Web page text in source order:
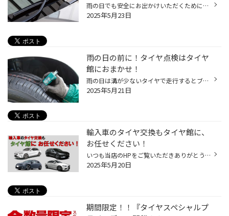
雨の日でも安全にお出かけいただくために、事前の点検やメンテナンスをオススメしたい 3つのカーメンテナンスポイントをお伝えいたします。 【梅雨前メンテナンスポイント3選！】 ■ワイパー ワイパーが劣化すると、雨の日の視界が悪くなります。 梅雨に入ると雨の日が長くつづくこともしばしば。 年...
2025年5月23日
雨の日の前に！タイヤ点検はタイヤ
館におまかせ！
雨の日は溝が少ないタイヤで走行するとブレーキの効きが悪く、大変危険です。 安心して走行するために、しっかり「タイヤ点検」をして備えましょう！ タイヤの残り溝をしっかりチェックしよう！ タイヤの溝は雨で濡れた路面の水をしっかり掻き出す能力があります。 溝が少なくなってしまうと、溝が...
2025年5月21日
輸入車のタイヤ交換もタイヤ館に、
お任せください！
いつも当店のHPをご覧いただきありがとうございます。 タイヤ館アプリダウンロードでお得にタイヤGET 詳しくはこちら 輸入車のタイヤ交換もタイヤ館に、お任せください！ 『今使っているタイヤは、まだ使えるかな？』 『今ついているタイヤって、どんなタイヤ？』 『輸入車用タイヤって高いのかな？...
2025年5月20日
期間限定！！『タイヤスペシャルプ